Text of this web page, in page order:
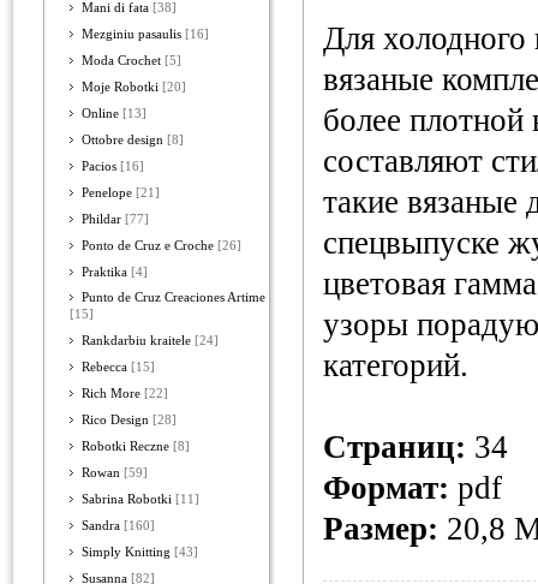
Mani di fata [38]
Mezginiu pasaulis [16]
Moda Crochet [5]
Moje Robotki [20]
Online [13]
Ottobre design [8]
Pacios [16]
Penelope [21]
Phildar [77]
Ponto de Cruz e Croche [26]
Praktika [4]
Punto de Cruz Creaciones Artime
[15]
Rankdarbiu kraitele [24]
Rebecca [15]
Rich More [22]
Rico Design [28]
Robotki Reczne [8]
Rowan [59]
Sabrina Robotki [11]
Sandra [160]
Simply Knitting [43]
Susanna [82]
Для холодного
вязаные
более
составляют
такие вязаные
спецвыпуске
цветовая
узоры
категорий.
Страниц: 34
Формат: pdf
Размер: 20,8